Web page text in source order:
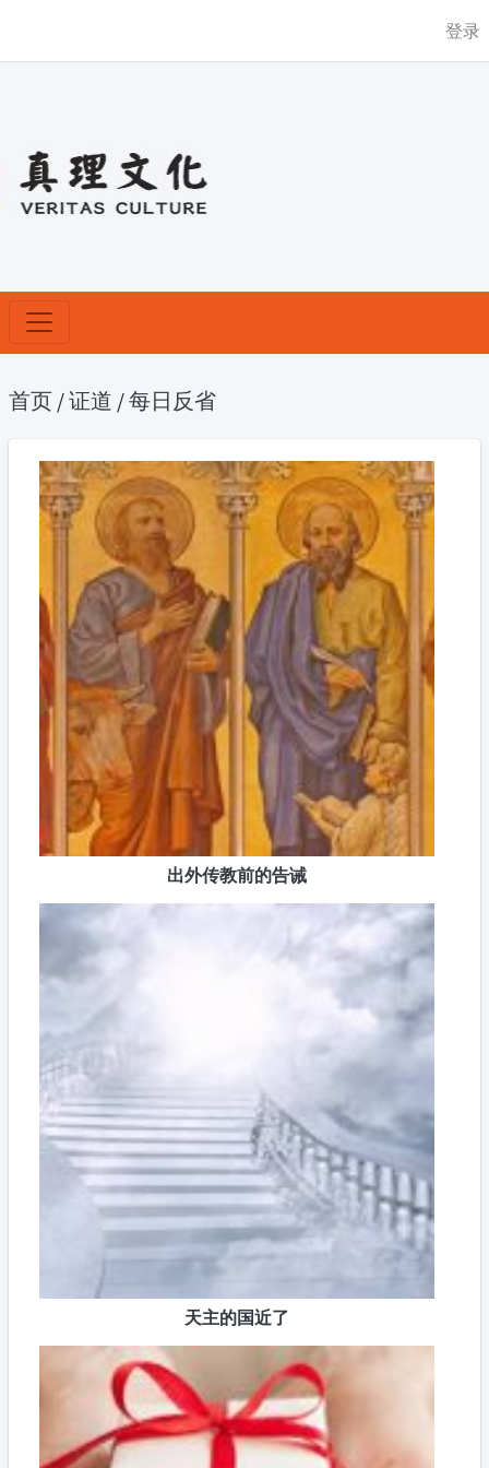
登录
首页 /证道 /每日反省
出外传教前的告诫
天主的国近了